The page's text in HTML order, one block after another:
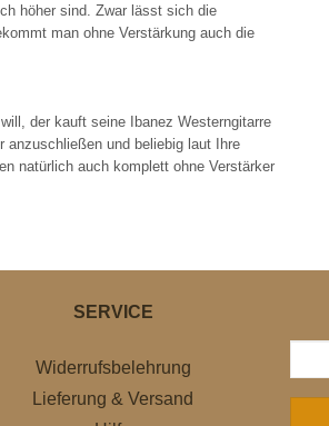
höher sind. Zwar lässt sich die
man ohne Verstärkung auch die
der kauft seine Ibanez Westerngitarre
anzuschließen und beliebig laut Ihre
natürlich auch komplett ohne Verstärker
SERVICE
Widerrufsbelehrung
Lieferung & Versand